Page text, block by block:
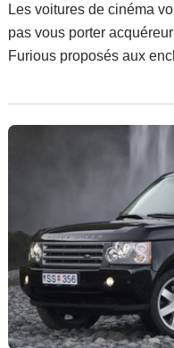
Les voitures de cinéma
pas vous porter
Furious proposés aux
armes factices et… de